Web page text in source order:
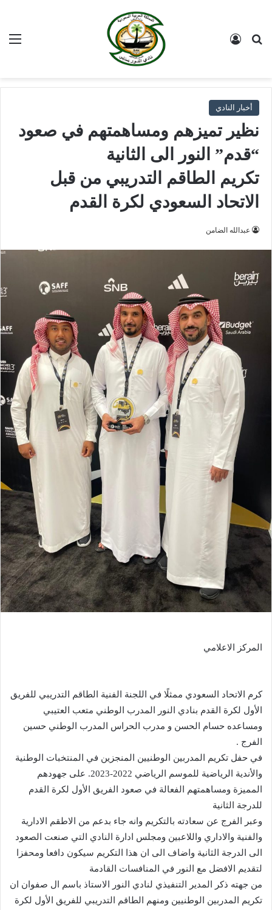
بحث عن
أخبار النادي
نظير تميزهم ومساهمتهم في صعود
“قدم” النور الى الثانية
تكريم الطاقم التدريبي من قبل
الاتحاد السعودي لكرة القدم
عبدالله الضامن
المركز الاعلامي
كرم الاتحاد السعودي ممثلًا في اللجنة الفنية الطاقم التدريبي للفريق
الأول لكرة القدم بنادي النور المدرب الوطني متعب العتيبي
ومساعده حسام الحسن و مدرب الحراس المدرب الوطني حسين
الفرج .
في حفل تكريم المدربين الوطنيين المنجزين في المنتخبات الوطنية
والأندية الرياضية للموسم الرياضي 2022-2023. على جهودهم
المميزة ومساهمتهم الفعالة في صعود الفريق الأول لكرة القدم
للدرجة الثانية
وعبر الفرج عن سعادته بالتكريم وانه جاء بدعم من الاطقم الادارية
والفنية والاداري واللاعبين ومجلس ادارة النادي التي صنعت الصعود
الى الدرجة الثانية واضاف الى ان هذا التكريم سيكون دافعا ومحفزا
لتقديم الافضل مع النور في المنافسات القادمة
من جهته ذكر المدير التنفيذي لنادي النور الاستاذ باسم ال صفوان ان
تكريم المدربين الوطنيين ومنهم الطاقم التدريبي للفريق الأول لكرة